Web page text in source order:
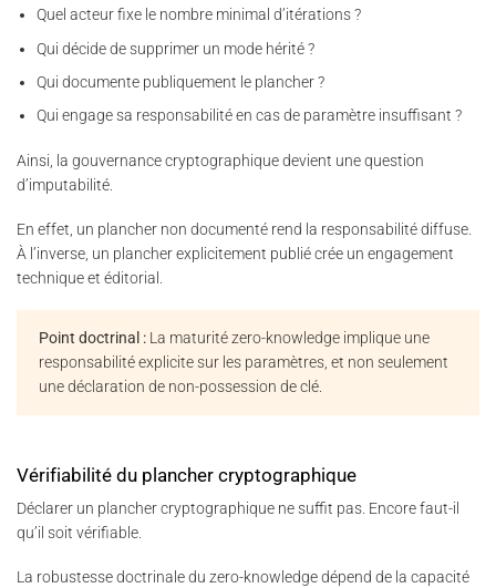
Quel acteur fixe le nombre minimal d’itérations ?
Qui décide de supprimer un mode hérité ?
Qui documente publiquement le plancher ?
Qui engage sa responsabilité en cas de paramètre insuffisant ?
Ainsi, la gouvernance cryptographique devient une question
d’imputabilité.
En effet, un plancher non documenté rend la responsabilité diffuse.
À l’inverse, un plancher explicitement publié crée un engagement
technique et éditorial.
Point doctrinal : La maturité zero-knowledge implique une
responsabilité explicite sur les paramètres, et non seulement
une déclaration de non-possession de clé.
Vérifiabilité du plancher cryptographique
Déclarer un plancher cryptographique ne suffit pas. Encore faut-il
qu’il soit vérifiable.
La robustesse doctrinale du zero-knowledge dépend de la capacité